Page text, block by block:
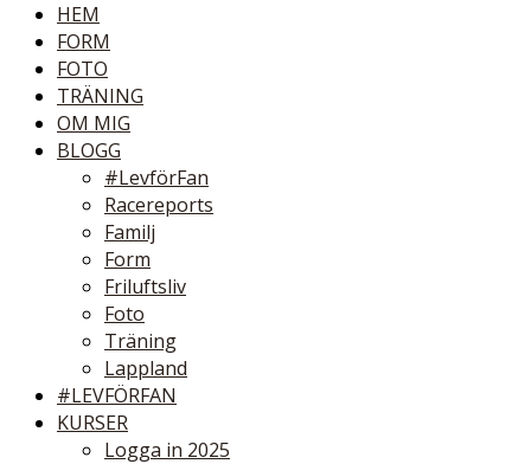
HEM
FORM
FOTO
TRÄNING
OM MIG
BLOGG
#LevförFan
Racereports
Familj
Form
Friluftsliv
Foto
Träning
Lappland
#LEVFÖRFAN
KURSER
Logga in 2025